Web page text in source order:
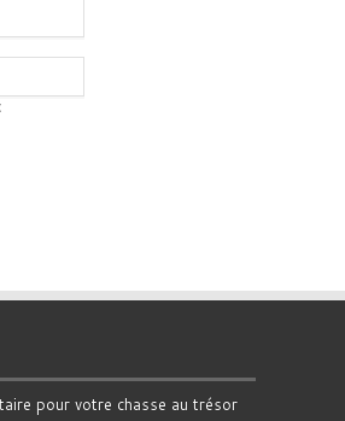
pour votre chasse au trésor